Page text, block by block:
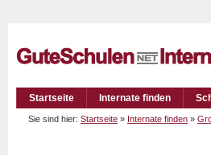
Startseite Internate finden
Sie sind hier: Startseite » Internate finden »